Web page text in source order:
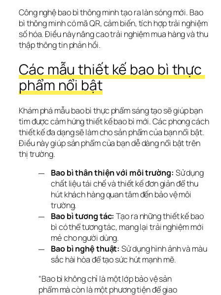
Công nghệ bao bì thông minh tạo ra làn sóng mới. Bao
bì thông minh có mã QR, cảm biến, tích hợp trải nghiệm
số hóa. Điều này nâng cao trải nghiệm mua hàng và thu
thập thông tin phản hồi.
Các mẫu thiết kế bao bì thực
phẩm nổi bật
Khám phá mẫu bao bì thực phẩm sáng tạo sẽ giúp bạn
tìm được cảm hứng thiết kế bao bì mới. Các phong cách
thiết kế đa dạng sẽ làm cho sản phẩm của bạn nổi bật.
Điều này giúp sản phẩm của bạn dễ dàng nổi bật trên
thị trường.
Bao bì thân thiện với môi trường: Sử dụng
chất liệu tái chế và thiết kế đơn giản để thu
hút khách hàng quan tâm đến bảo vệ môi
trường.
Bao bì tương tác: Tạo ra những thiết kế bao
bì có thể tương tác, mang lại trải nghiệm mới
mẻ cho người dùng.
Bao bì nghệ thuật: Sử dụng hình ảnh và màu
sắc hài hòa để tạo sức hút mạnh mẽ.
“Bao bì không chỉ là một lớp bảo vệ sản
phẩm mà còn là một phương tiện để giao